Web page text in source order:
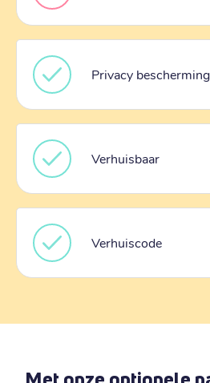
Privacy bescherming
Verhuisbaar
Verhuiscode